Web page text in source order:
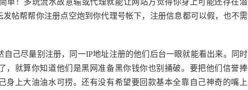
单！多玩流水故意输或代理就能让网站方觉得你身上可能还存在潜
帖帮帮你注册点空炮到你代理号帐下，注册信息都可以假，也不需
己尽量别注册，同一IP地址注册的他们后台一眼就能看出来。同时
，就算你知道他们是黑网准备黑你钱你也别捅破。要把他们信誉捧
身上大油油水可捞。还有没有希望要回款基本全靠自己神奇的嘴上